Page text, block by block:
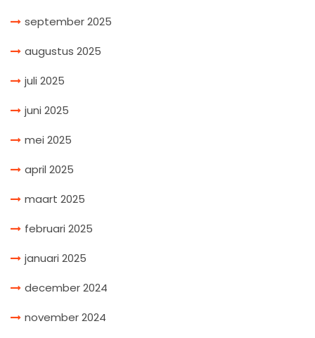
september 2025
augustus 2025
juli 2025
juni 2025
mei 2025
april 2025
maart 2025
februari 2025
januari 2025
december 2024
november 2024